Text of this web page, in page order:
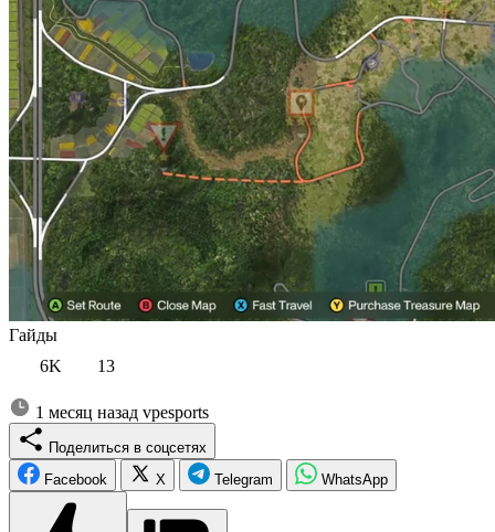
Гайды
6K
13
1 месяц назад vpesports
Поделиться в соцсетях
Facebook
X Telegram WhatsApp